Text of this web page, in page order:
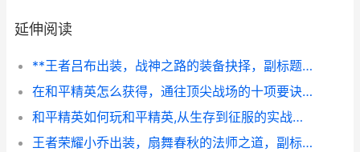
延伸阅读
**王者吕布出装，战神之路的装备抉择，副标题，方天画戟下的制胜法则**
在和平精英怎么获得，通往顶尖战场的十项要诀，副标题超越生存的艺术进阶之路
和平精英如何玩和平精英,从生存到征服的实战之道
王者荣耀小乔出装，扇舞春秋的法师之道，副标题，从核心到变奏的装备哲学